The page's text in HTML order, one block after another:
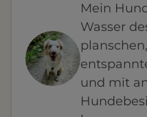
Mein
Wasser
und mit